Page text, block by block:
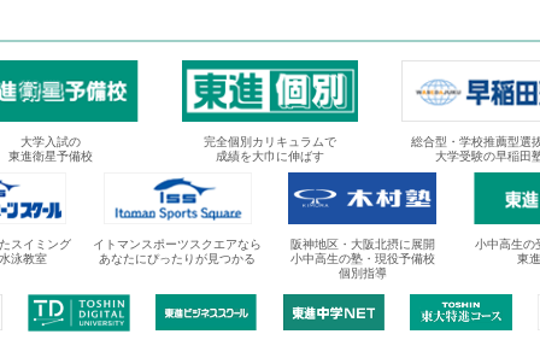
大学入試の
東進衛星予備校
完全個別カリキュラムで
成績を大巾に伸ばす
総合型・学校推薦型選
大学受験の早稲田
スイミング
泳教室
イトマンスポーツスクエアなら
あなたにぴったりが見つかる
阪神地区・大阪北摂に展開
小中高生の塾・現役予備校
個別指導
小中高生の
東